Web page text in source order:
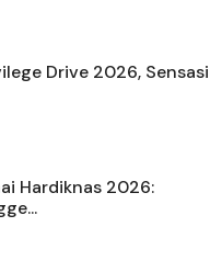
Drive 2026, Sensasi
Hardiknas 2026: